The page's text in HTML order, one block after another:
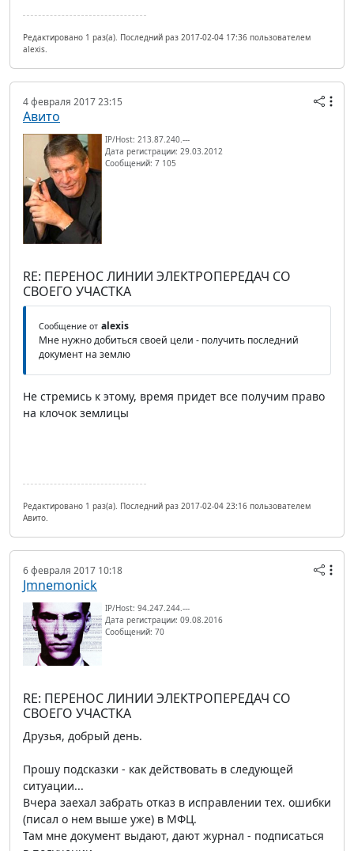
Редактировано 1 раз(а). Последний раз 2017-02-04 17:36 пользователем
alexis.
4 февраля 2017 23:15
Авито
IP/Host: 213.87.240.---
Дата регистрации: 29.03.2012
Сообщений: 7 105
RE: ПЕРЕНОС ЛИНИИ ЭЛЕКТРОПЕРЕДАЧ СО
СВОЕГО УЧАСТКА
Сообщение от alexis
Мне нужно добиться своей цели - получить последний
документ на землю
Не стремись к этому, время придет все получим право
на клочок землицы
Редактировано 1 раз(а). Последний раз 2017-02-04 23:16 пользователем
Авито.
6 февраля 2017 10:18
Jmnemonick
IP/Host: 94.247.244.---
Дата регистрации: 09.08.2016
Сообщений: 70
RE: ПЕРЕНОС ЛИНИИ ЭЛЕКТРОПЕРЕДАЧ СО
СВОЕГО УЧАСТКА
Друзья, добрый день.
Прошу подсказки - как действовать в следующей
ситуации...
Вчера заехал забрать отказ в исправлении тех. ошибки
(писал о нем выше уже) в МФЦ.
Там мне документ выдают, дают журнал - подписаться